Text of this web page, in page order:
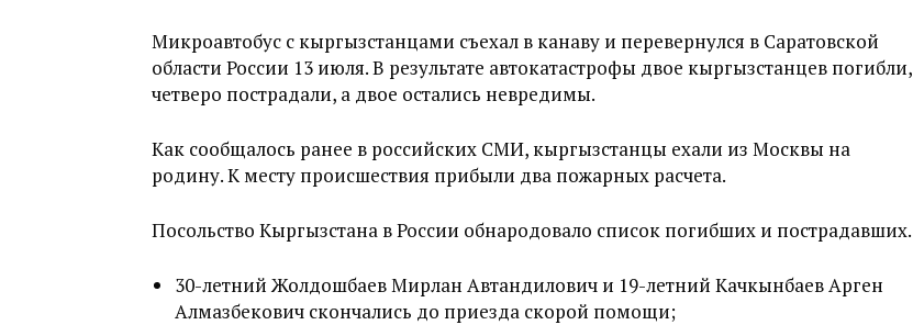
Микроавтобус с кыргызстанцами съехал в канаву и перевернулся в Саратовской
области России 13 июля. В результате автокатастрофы двое кыргызстанцев погибли,
четверо пострадали, а двое остались невредимы.
Как сообщалось ранее в российских СМИ, кыргызстанцы ехали из Москвы на
родину. К месту происшествия прибыли два пожарных расчета.
Посольство Кыргызстана в России обнародовало список погибших и пострадавших.
30-летний Жолдошбаев Мирлан Автандилович и 19-летний Качкынбаев Арген
Алмазбекович скончались до приезда скорой помощи;